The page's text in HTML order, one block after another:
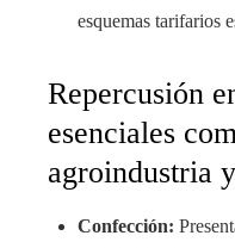
esquemas tarifarios
Repercusión
esenciales
agroindustria
Confección: